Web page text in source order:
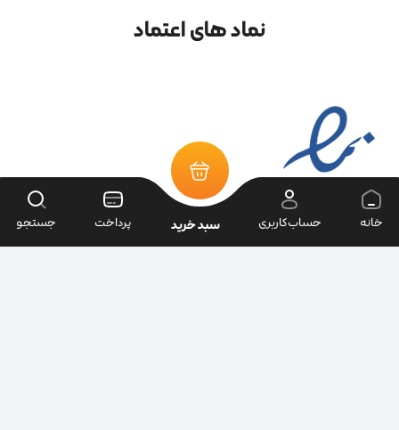
نماد های اعتماد
خانه حساب‌کاربری سبد خرید پرداخت جستجو